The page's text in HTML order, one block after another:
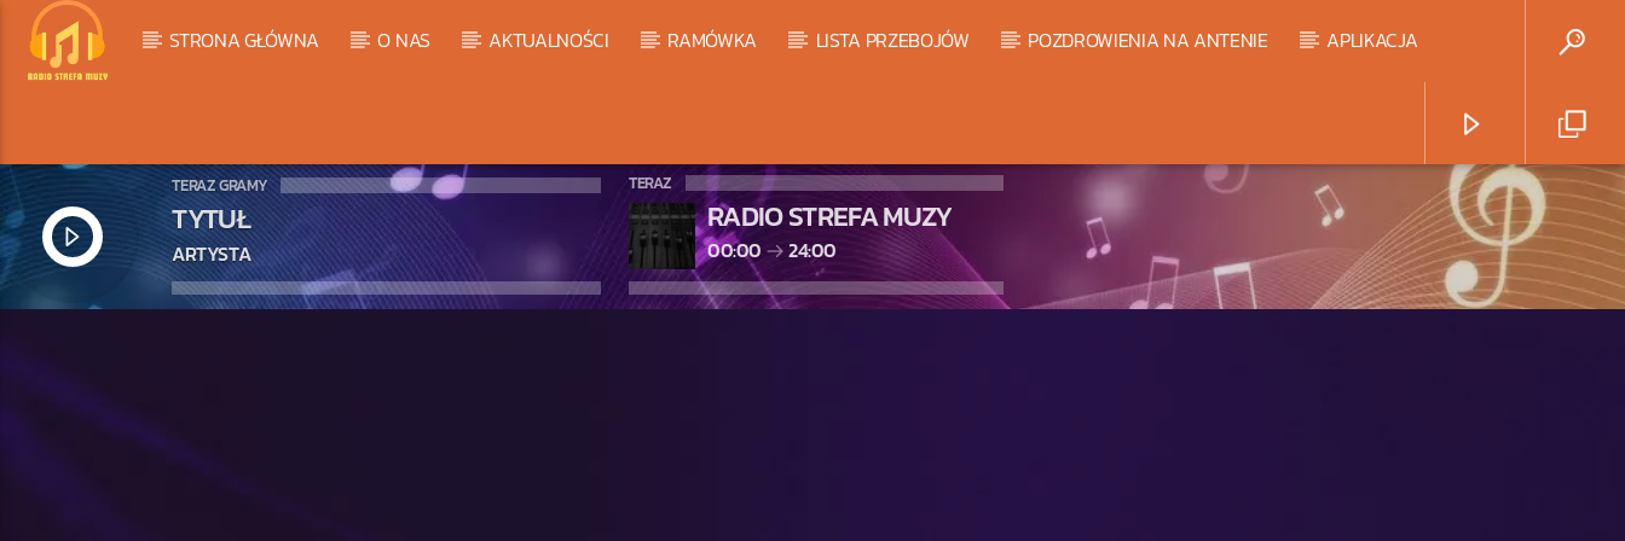
STRONA GŁÓWNA O NAS AKTUALNOŚCI RAMÓWKA LISTA PRZEBOJÓW POZDROWIENIA NA ANTENIE APLIKACJA
TERAZ GRAMY
TYTUŁ
ARTYSTA
TERAZ
RADIO STREFA MUZY
00:00 24:00